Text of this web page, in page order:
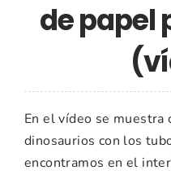
de papel
En el vídeo se muestra
dinosaurios con los
encontramos en el